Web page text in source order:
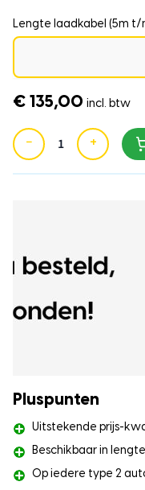
Lengte laadkabel (5m t/
€ 135,00 incl. btw
− +
Pluspunten
Uitstekende prijs-
Beschikbaar in
Op iedere type 2